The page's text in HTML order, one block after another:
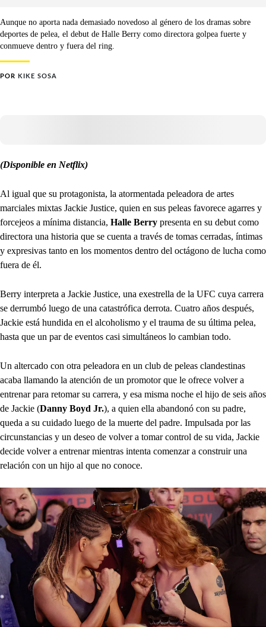
Aunque no aporta nada demasiado novedoso al género de los dramas sobre
deportes de pelea, el debut de Halle Berry como directora golpea fuerte y
conmueve dentro y fuera del ring.
POR KIKE SOSA
(Disponible en Netflix)
Al igual que su protagonista, la atormentada peleadora de artes
marciales mixtas Jackie Justice, quien en sus peleas favorece agarres y
forcejeos a mínima distancia, Halle Berry presenta en su debut como
directora una historia que se cuenta a través de tomas cerradas, íntimas
y expresivas tanto en los momentos dentro del octágono de lucha como
fuera de él.
Berry interpreta a Jackie Justice, una exestrella de la UFC cuya carrera
se derrumbó luego de una catastrófica derrota. Cuatro años después,
Jackie está hundida en el alcoholismo y el trauma de su última pelea,
hasta que un par de eventos casi simultáneos lo cambian todo.
Un altercado con otra peleadora en un club de peleas clandestinas
acaba llamando la atención de un promotor que le ofrece volver a
entrenar para retomar su carrera, y esa misma noche el hijo de seis años
de Jackie (Danny Boyd Jr.), a quien ella abandonó con su padre,
queda a su cuidado luego de la muerte del padre. Impulsada por las
circunstancias y un deseo de volver a tomar control de su vida, Jackie
decide volver a entrenar mientras intenta comenzar a construir una
relación con un hijo al que no conoce.